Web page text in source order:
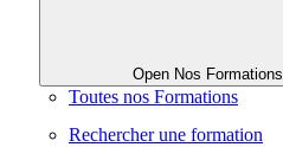
Open Nos Formations
Toutes nos Formations
Rechercher une formation